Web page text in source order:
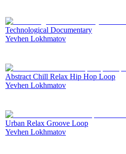
Technological Documentary
Yevhen Lokhmatov
Abstract Chill Relax Hip Hop Loop
Yevhen Lokhmatov
Urban Relax Groove Loop
Yevhen Lokhmatov